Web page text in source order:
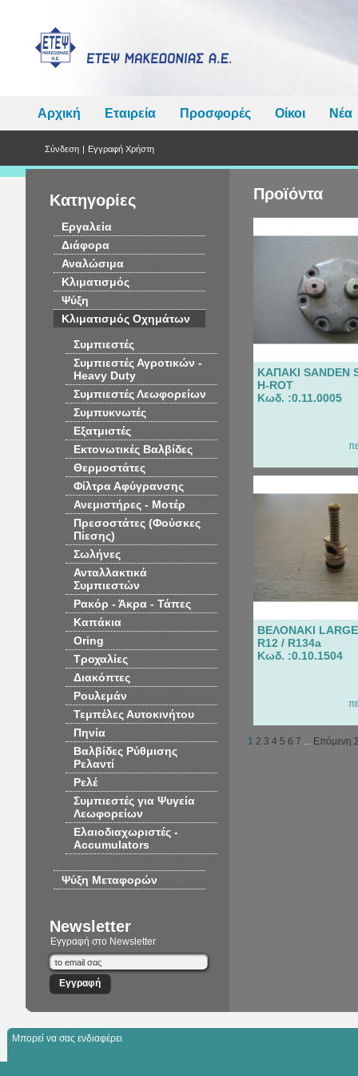
Αρχική Εταιρεία Προσφορές Οίκοι Νέα
Σύνδεση | Εγγραφή Χρήστη
Κατηγορίες
Εργαλεία
Διάφορα
Αναλώσιμα
Κλιματισμός
Ψύξη
Κλιματισμός Οχημάτων
Συμπιεστές
Συμπιεστές Αγροτικών -
Heavy Duty
Συμπιεστές Λεωφορείων
Συμπυκνωτές
Εξατμιστές
Εκτονωτικές Βαλβίδες
Θερμοστάτες
Φίλτρα Αφύγρανσης
Ανεμιστήρες - Μοτέρ
Πρεσοστάτες (Φούσκες
Πίεσης)
Σωλήνες
Ανταλλακτικά
Συμπιεστών
Ρακόρ - Άκρα - Τάπες
Καπάκια
Oring
Τροχαλίες
Διακόπτες
Ρουλεμάν
Τεμπέλες Αυτοκινήτου
Πηνία
Βαλβίδες Ρύθμισης
Ρελαντί
Ρελέ
Συμπιεστές για Ψυγεία
Λεωφορείων
Ελαιοδιαχωριστές -
Accumulators
Ψύξη Μεταφορών
Newsletter
Εγγραφή στο Newsletter
Προϊόντα
ΚΑΠΑΚΙ SANDEN
H-ROT
Κωδ. :0.11.0005
ΒΕΛΟΝΑΚΙ
R12 / R134a
Κωδ. :0.10.1504
1 2 3 4 5 6 7 ... Επόμενη
Μπορεί να σας ενδιαφέρει